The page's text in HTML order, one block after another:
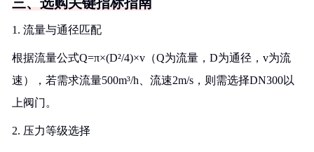
1. 流量与通径匹配
根据流量公式Q=π×(D²/4)×v（Q为流量，D为通径，v为流
速），若需求流量500m³/h、流速2m/s，则需选择DN300以
上阀门。
2. 压力等级选择